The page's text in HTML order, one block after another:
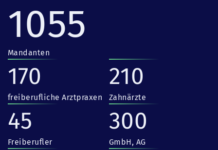
1055
Mandanten
170
freiberufliche Arztpraxen
210
Zahnärzte
45
Freiberufler
300
GmbH, AG